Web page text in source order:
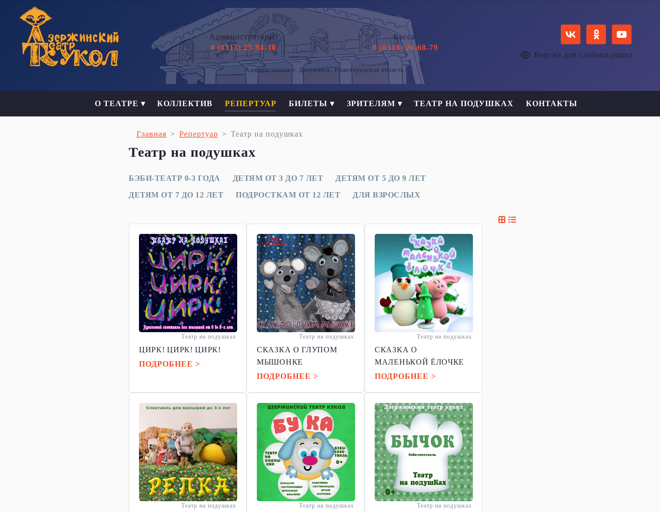
Версия для слабовидящих
Администраторы:
8 (8313) 25-94-30
Касса:
8 (8313) 26-68-79
Администрация г. Дзержинск, Нижегородская область
О ТЕАТРЕ ▾ КОЛЛЕКТИВ РЕПЕРТУАР БИЛЕТЫ ▾ ЗРИТЕЛЯМ ▾ ТЕАТР НА ПОДУШКАХ КОНТАКТЫ
Главная Репертуар Театр на подушках
Театр на подушках
БЭБИ-ТЕАТР 0-3 ГОДА ДЕТЯМ ОТ 3 ДО 7 ЛЕТ
ДЕТЯМ ОТ 5 ДО 9 ЛЕТ
ДЕТЯМ ОТ 7 ДО 12 ЛЕТ
ПОДРОСТКАМ ОТ 12 ЛЕТ ДЛЯ ВЗРОСЛЫХ
Театр на подушках
ЦИРК! ЦИРК! ЦИРК!
ПОДРОБНЕЕ >
Театр на подушках
СКАЗКА О ГЛУПОМ
МЫШОНКЕ
ПОДРОБНЕЕ >
Театр на подушках
СКАЗКА О
МАЛЕНЬКОЙ ЁЛОЧКЕ
ПОДРОБНЕЕ >
Театр на подушках Театр на подушках Театр на подушках